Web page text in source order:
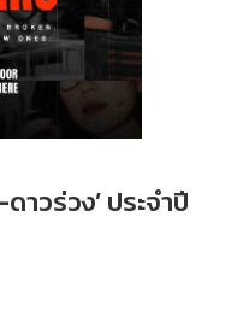
าวร่วง’ ประจำปี